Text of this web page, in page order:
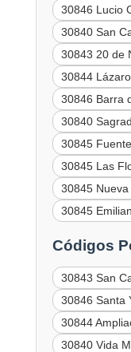
30846 Lucio
30840 San
30843 20 de
30844
30846 Barra
30840
30845
30845 Las
30845 Nueva
30845
Códigos
30843 San
30846 Santa
30844
30840 Vida